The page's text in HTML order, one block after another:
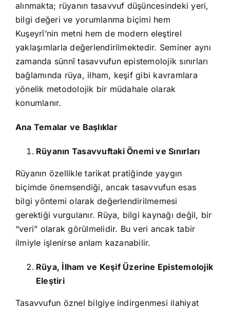
alınmakta; rüyanın tasavvuf düşüncesindeki yeri,
bilgi değeri ve yorumlanma biçimi hem
Kuşeyrî’nin metni hem de modern eleştirel
yaklaşımlarla değerlendirilmektedir. Seminer aynı
zamanda sünnî tasavvufun epistemolojik sınırları
bağlamında rüya, ilham, keşif gibi kavramlara
yönelik metodolojik bir müdahale olarak
konumlanır.
Ana Temalar ve Başlıklar
Rüyanın Tasavvuftaki Önemi ve Sınırları
Rüyanın özellikle tarikat pratiğinde yaygın
biçimde önemsendiği, ancak tasavvufun esas
bilgi yöntemi olarak değerlendirilmemesi
gerektiği vurgulanır. Rüya, bilgi kaynağı değil, bir
“veri” olarak görülmelidir. Bu veri ancak tabir
ilmiyle işlenirse anlam kazanabilir.
Rüya, İlham ve Keşif Üzerine Epistemolojik
Eleştiri
Tasavvufun öznel bilgiye indirgenmesi ilahiyat